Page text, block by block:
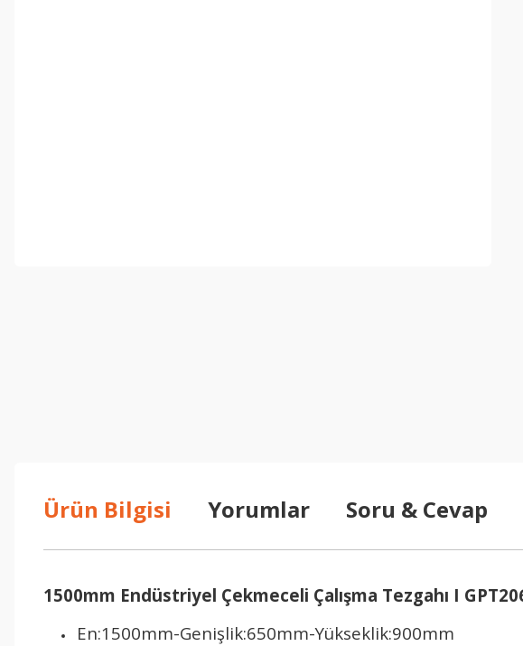
Ürün Bilgisi Yorumlar Soru & Cevap
1500mm Endüstriyel Çekmeceli Çalışma Tezgahı I
En:1500mm-Genişlik:650mm-Yükseklik:900mm